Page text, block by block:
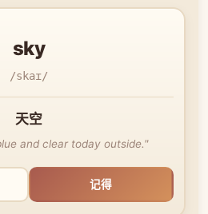
sky
/skaɪ/
天空
and clear today outside."
记得